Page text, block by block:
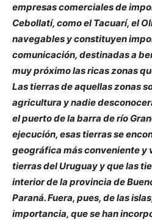
empresas comerciales de
Cebollatí, como el Tacuarí, el
navegables y constituyen
comunicación, destinadas a
muy próximo las ricas zonas
Las tierras de aquellas zonas
agricultura y nadie
el puerto de la barra de río
ejecución, esas tierras se
geográfica más conveniente y
tierras del Uruguay y que las
interior de la provincia de
Paraná. Fuera, pues, de las
importancia, que se han